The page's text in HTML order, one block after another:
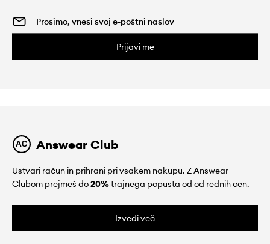
Prijavi me
Answear Club
Ustvari račun in prihrani pri vsakem nakupu. Z Answear
Clubom prejmeš do20%trajnega popusta od od rednih cen.
Izvedi več